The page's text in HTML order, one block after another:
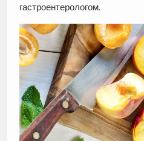
гастроентерологом.